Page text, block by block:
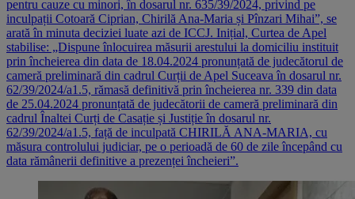
pentru cauze cu minori, în dosarul nr. 635/39/2024, privind pe
inculpații Cotoară Ciprian, Chirilă Ana-Maria și Pînzari Mihai”, se
arată în minuta deciziei luate azi de ICCJ. Inițial, Curtea de Apel
stabilise: „Dispune înlocuirea măsurii arestului la domiciliu instituit
prin încheierea din data de 18.04.2024 pronunțată de judecătorul de
cameră preliminară din cadrul Curții de Apel Suceava în dosarul nr.
62/39/2024/a1.5, rămasă definitivă prin încheierea nr. 339 din data
de 25.04.2024 pronunțată de judecătorii de cameră preliminară din
cadrul Înaltei Curți de Casație și Justiție în dosarul nr.
62/39/2024/a1.5, față de inculpată CHIRILĂ ANA-MARIA, cu
măsura controlului judiciar, pe o perioadă de 60 de zile începând cu
data rămânerii definitive a prezenței încheieri”.